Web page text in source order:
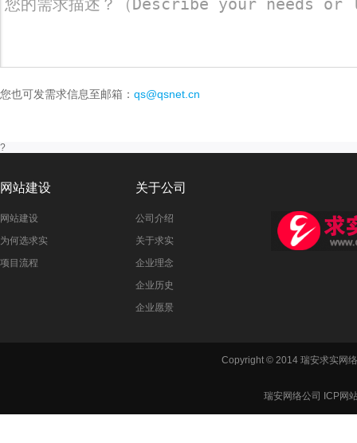
您也可发需求信息至邮箱： qs@qsnet.cn
?
网站建设
网站建设
为何选求实
项目流程
关于公司
公司介绍
关于求实
企业理念
企业历史
企业愿景
Copyright © 2014 瑞安求实网
瑞安网络公司 ICP网